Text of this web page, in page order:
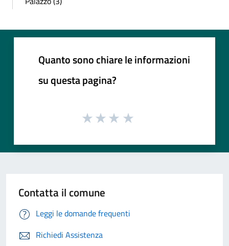
Quanto sono chiare le informazioni
su questa pagina?
Contatta il comune
Leggi le domande frequenti
Richiedi Assistenza